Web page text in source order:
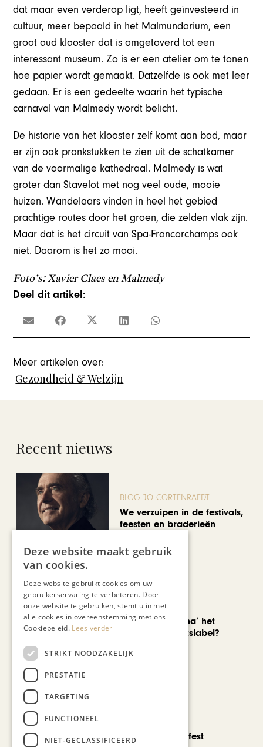
dat maar even verderop ligt, heeft geïnvesteerd in
cultuur, meer bepaald in het Malmundarium, een
groot oud klooster dat is omgetoverd tot een
interessant museum. Zo is er een atelier om te tonen
hoe papier wordt gemaakt. Datzelfde is ook met leer
gedaan. Er is een gedeelte waarin het typische
carnaval van Malmedy wordt belicht.
De historie van het klooster zelf komt aan bod, maar
er zijn ook pronkstukken te zien uit de schatkamer
van de voormalige kathedraal. Malmedy is wat
groter dan Stavelot met nog veel oude, mooie
huizen. Wandelaars vinden in heel het gebied
prachtige routes door het groen, die zelden vlak zijn.
Maar dat is het circuit van Spa-Francorchamps ook
niet. Daarom is het zo mooi.
Foto’s: Xavier Claes en Malmedy
Deel dit artikel:
Meer artikelen over:
Gezondheid & Welzijn
Recent nieuws
BLOG JO CORTENRAEDT
We verzuipen in de festivals,
feesten en braderieën
AUTOMOTIVE
Is ‘Made in China’ het
nieuwe kwaliteitslabel?
Noorbeek Foodfest
Deze website maakt gebruik
van cookies.
Deze website gebruikt cookies om uw
gebruikerservaring te verbeteren. Door
onze website te gebruiken, stemt u in met
alle cookies in overeenstemming met ons
Cookiebeleid. Lees verder
STRIKT NOODZAKELIJK
PRESTATIE
TARGETING
FUNCTIONEEL
NIET-GECLASSIFICEERD